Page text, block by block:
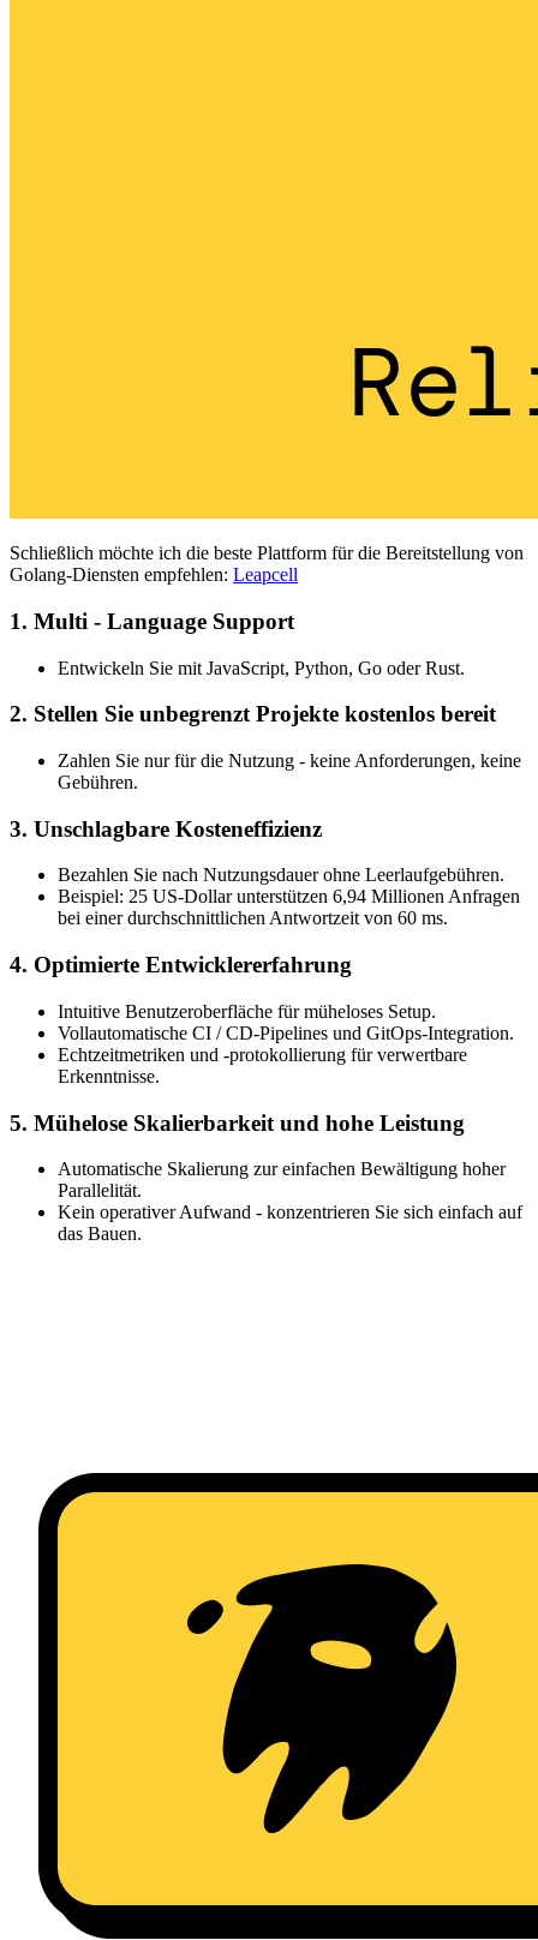
Schließlich möchte ich die beste Plattform für die Bereitstellung von
Golang-Diensten empfehlen: Leapcell
1. Multi - Language Support
Entwickeln Sie mit JavaScript, Python, Go oder Rust.
2. Stellen Sie unbegrenzt Projekte kostenlos bereit
Zahlen Sie nur für die Nutzung - keine Anforderungen, keine
Gebühren.
3. Unschlagbare Kosteneffizienz
Bezahlen Sie nach Nutzungsdauer ohne Leerlaufgebühren.
Beispiel: 25 US-Dollar unterstützen 6,94 Millionen Anfragen
bei einer durchschnittlichen Antwortzeit von 60 ms.
4. Optimierte Entwicklererfahrung
Intuitive Benutzeroberfläche für müheloses Setup.
Vollautomatische CI / CD-Pipelines und GitOps-Integration.
Echtzeitmetriken und -protokollierung für verwertbare
Erkenntnisse.
5. Mühelose Skalierbarkeit und hohe Leistung
Automatische Skalierung zur einfachen Bewältigung hoher
Parallelität.
Kein operativer Aufwand - konzentrieren Sie sich einfach auf
das Bauen.